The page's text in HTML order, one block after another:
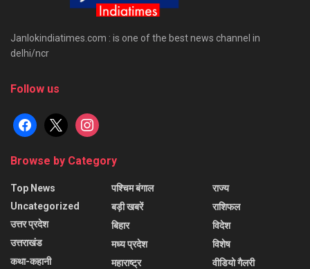
Janlokindiatimes.com : is one of the best news channel in
delhi/ncr
Follow us
facebook
x instagram
Browse by Category
Top News
Uncategorized
उत्तर प्रदेश
उत्तराखंड
कथा-कहानी
पश्चिम बंगाल
बड़ी खबरें
बिहार
मध्य प्रदेश
महाराष्ट्र
राज्य
राशिफल
विदेश
विशेष
वीडियो गैलरी